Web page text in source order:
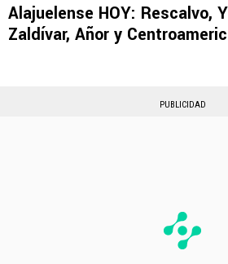
Alajuelense HOY: Rescalvo,
Zaldívar, Añor y
PUBLICIDAD